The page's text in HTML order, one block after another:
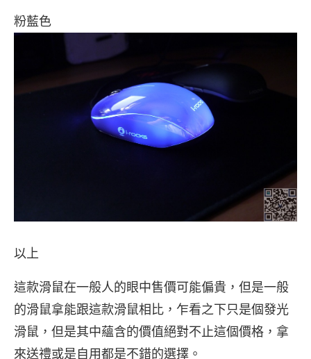
粉藍色
以上
這款滑鼠在一般人的眼中售價可能偏貴，但是一般
的滑鼠拿能跟這款滑鼠相比，乍看之下只是個發光
滑鼠，但是其中蘊含的價值絕對不止這個價格，拿
來送禮或是自用都是不錯的選擇。